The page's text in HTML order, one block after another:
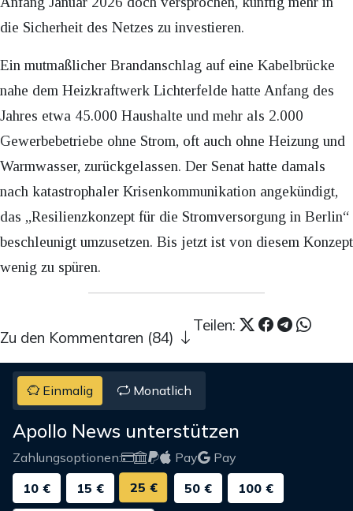
die Sicherheit des Netzes zu investieren.
Ein mutmaßlicher Brandanschlag auf eine Kabelbrücke
nahe dem Heizkraftwerk Lichterfelde hatte Anfang des
Jahres etwa 45.000 Haushalte und mehr als 2.000
Gewerbebetriebe ohne Strom, oft auch ohne Heizung und
Warmwasser, zurückgelassen. Der Senat hatte damals
nach katastrophaler Krisenkommunikation angekündigt,
das „Resilienzkonzept für die Stromversorgung in Berlin“
beschleunigt umzusetzen. Bis jetzt ist von diesem Konzept
wenig zu spüren.
Teilen:
Zu den Kommentaren (84)
Einmalig Monatlich
Apollo News unterstützen
Zahlungsoptionen: Pay
Pay
10 €
15 € 25 € 50 € 100 €